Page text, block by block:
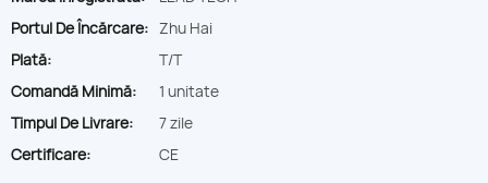
Portul De Încărcare: Zhu Hai
Plată:
T/T
Comandă Minimă:
1 unitate
Timpul De Livrare:
7 zile
Certificare:
CE